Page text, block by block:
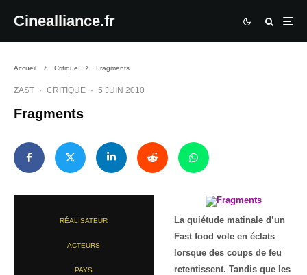
Cinealliance.fr
Accueil Critique Fragments
ZAST · CRITIQUE · 5 JUIN 2010
Fragments
RÉALISATEUR
ACTEURS
PAYS
La quiétude matinale d’un
Fast food vole en éclats
lorsque des coups de feu
retentissent. Tandis que les